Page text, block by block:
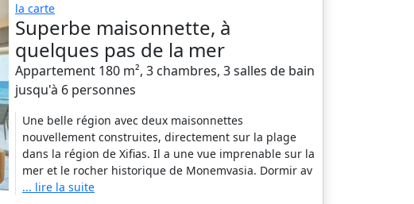
la carte
Superbe maisonnette, à
quelques pas de la mer
Appartement 180 m², 3 chambres, 3 salles de bain
jusqu'à 6 personnes
Une belle région avec deux maisonnettes
nouvellement construites, directement sur la plage
dans la région de Xifias. Il a une vue imprenable sur la
mer et le rocher historique de Monemvasia. Dormir av
... lire la suite